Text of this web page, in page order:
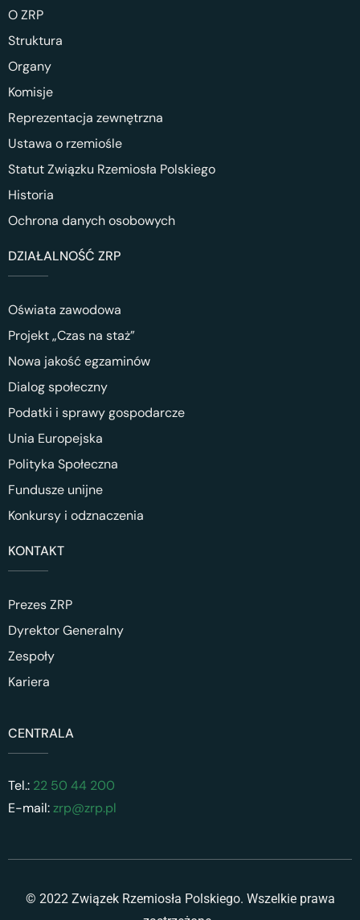
O ZRP
Struktura
Organy
Komisje
Reprezentacja zewnętrzna
Ustawa o rzemiośle
Statut Związku Rzemiosła Polskiego
Historia
Ochrona danych osobowych
DZIAŁALNOŚĆ ZRP
Oświata zawodowa
Projekt „Czas na staż”
Nowa jakość egzaminów
Dialog społeczny
Podatki i sprawy gospodarcze
Unia Europejska
Polityka Społeczna
Fundusze unijne
Konkursy i odznaczenia
KONTAKT
Prezes ZRP
Dyrektor Generalny
Zespoły
Kariera
CENTRALA
Tel.: 22 50 44 200
E-mail:zrp@zrp.pl
© 2022 Związek Rzemiosła Polskiego. Wszelkie prawa